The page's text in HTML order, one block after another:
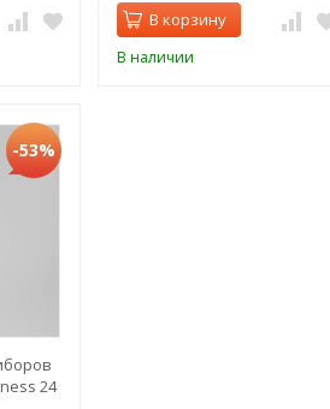
В корзину
В наличии
-53%
24